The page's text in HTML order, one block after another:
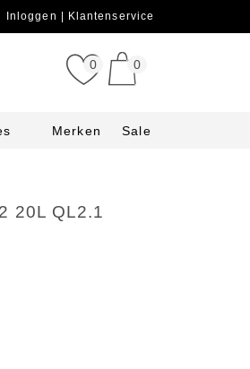
Inloggen Klantenservice
0 0
Merken Sale
20L QL2.1